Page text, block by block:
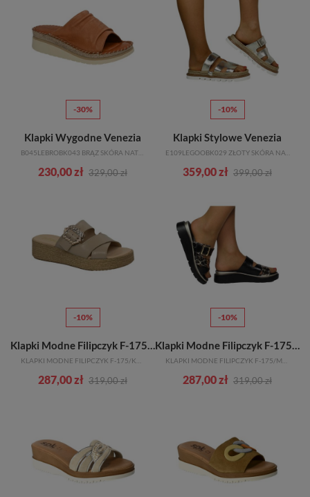
-30%
Klapki Wygodne Venezia
B045LEBROBK043 BRĄZ SKÓRA NATURALNA
230,00 zł 329,00 zł
-10%
Klapki Stylowe Venezia
E109LEGOOBK029 ZŁOTY SKÓRA NATURALNA
359,00 zł 399,00 zł
-10%
Klapki Modne Filipczyk F-175/Kor.Beż F-506 Skóra Naturalna
287,00 zł 319,00 zł
-10%
Klapki Modne Filipczyk F-175/Mara Czarny 604 Skóra Naturalna
287,00 zł 319,00 zł